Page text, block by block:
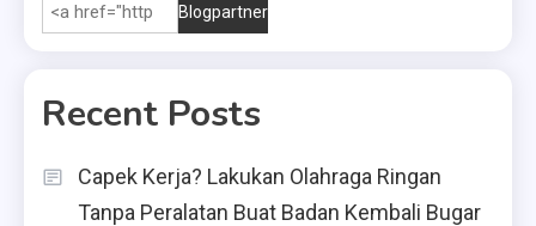
Blogpartner
Recent Posts
Capek Kerja? Lakukan Olahraga Ringan
Tanpa Peralatan Buat Badan Kembali Bugar